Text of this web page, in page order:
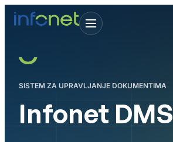
SISTEM ZA UPRAVLJANJE DOKUMENTIMA
Infonet DMS